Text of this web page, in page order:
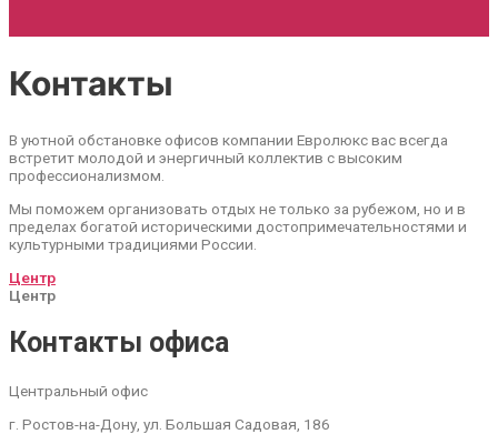
Контакты
В уютной обстановке офисов компании Евролюкс вас всегда
встретит молодой и энергичный коллектив с высоким
профессионализмом.
Мы поможем организовать отдых не только за рубежом, но и в
пределах богатой историческими достопримечательностями и
культурными традициями России.
Центр
Центр
Контакты офиса
Центральный офис
г. Ростов-на-Дону, ул. Большая Садовая, 186